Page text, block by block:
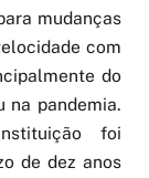
mudanças
com
do
na pandemia.
foi
de dez anos